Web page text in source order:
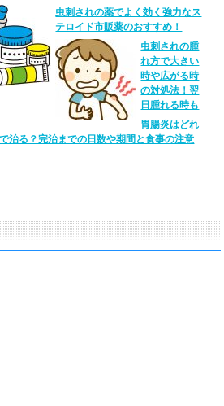
虫刺されの薬でよく効く強力なス
テロイド市販薬のおすすめ！
虫刺されの腫
れ方で大きい
時や広がる時
の対処法！翌
日腫れる時も
胃腸炎はどれ
治る？完治までの日数や期間と食事の注意